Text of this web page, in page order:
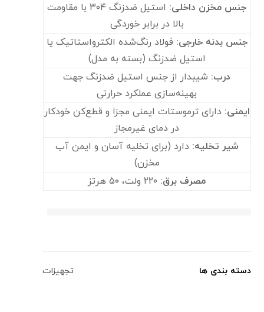
جنس مخزن داخلی:
استیل ضدزنگ ۳۰۴ با مقاومت
بالا در برابر خوردگی
جنس بدنه خارجی: فولاد رنگ‌شده الکترواستاتیک یا
استیل ضدزنگ (بسته به مدل)
درب: شیبدار از جنس استیل ضدزنگ جهت
بهینه‌سازی عملکرد حرارتی
ایمنی: دارای ترموستات ایمنی مجزا و قطع‌کن خودکار
در دمای غیرمجاز
شیر تخلیه: دارد (برای تخلیه آسان و ایمن آب
مخزن)
مصرف برق:
دسته بندی ها تجهیزات